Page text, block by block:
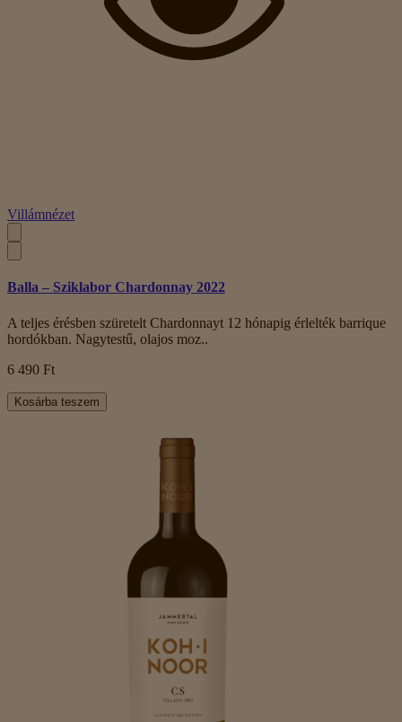
Villámnézet
Balla – Sziklabor Chardonnay 2022
A teljes érésben szüretelt Chardonnayt 12 hónapig érlelték barrique
hordókban. Nagytestű, olajos moz..
6 490 Ft
Kosárba teszem